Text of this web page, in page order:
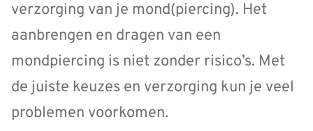
verzorging van je mond(piercing). Het
aanbrengen en dragen van een
mondpiercing is niet zonder risico’s. Met
de juiste keuzes en verzorging kun je veel
problemen voorkomen.